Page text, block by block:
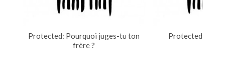
Protected: Pourquoi juges-tu ton
frère ?
Protected: La